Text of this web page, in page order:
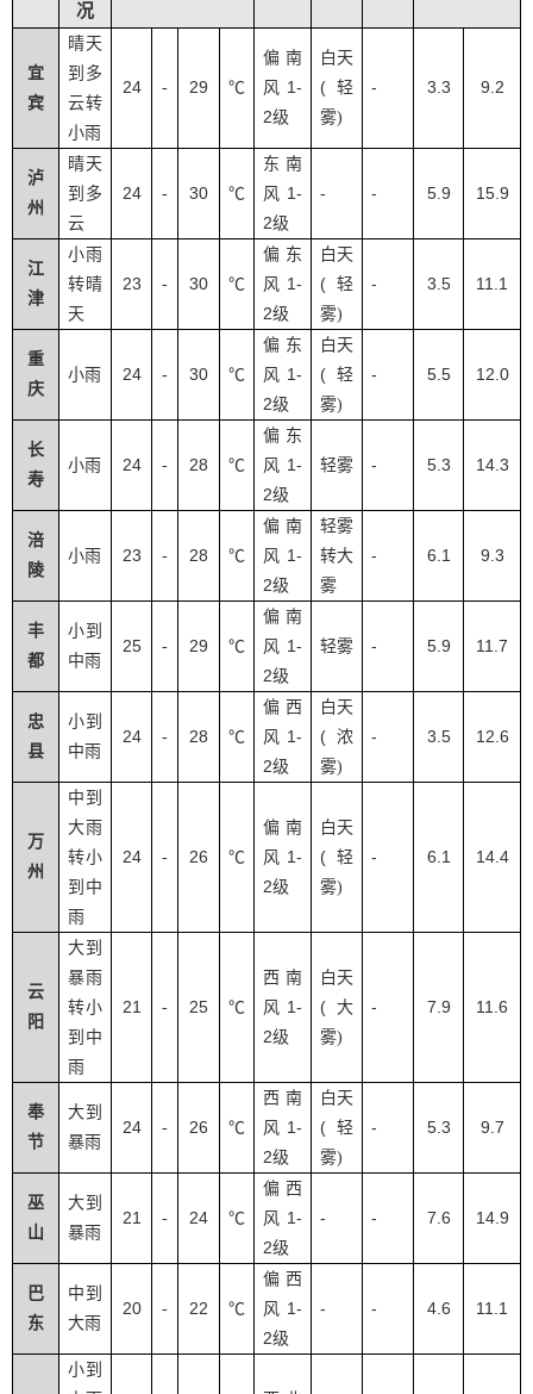
况
宜
宾
晴天
到多
云转
小雨
24 - 29 ℃
偏南
风 1-
2级
白天
( 轻
雾)
- 3.3 9.2
泸
州
晴天
到多
云
24 - 30 ℃
东南
风 1-
2级
- - 5.9 15.9
江
津
小雨
转晴
天
23 - 30 ℃
偏东
风 1-
2级
白天
( 轻
雾)
- 3.5 11.1
重
庆
小雨 24 - 30 ℃
偏东
风 1-
2级
白天
( 轻
雾)
- 5.5 12.0
长
寿
小雨 24 - 28 ℃
偏东
风 1-
2级
轻雾 - 5.3 14.3
涪
陵
小雨 23 - 28 ℃
偏南
风 1-
2级
轻雾
转大
雾
- 6.1 9.3
丰
都
小到
中雨
25 - 29 ℃
偏南
风 1-
2级
轻雾 - 5.9 11.7
忠
县
小到
中雨
24 - 28 ℃
偏西
风 1-
2级
白天
( 浓
雾)
- 3.5 12.6
万
州
中到
大雨
转小
到中
雨
24 - 26 ℃
偏南
风 1-
2级
白天
( 轻
雾)
- 6.1 14.4
云
阳
大到
暴雨
转小
到中
雨
21 - 25 ℃
西南
风 1-
2级
白天
( 大
雾)
- 7.9 11.6
奉
节
大到
暴雨
24 - 26 ℃
西南
风 1-
2级
白天
( 轻
雾)
- 5.3 9.7
巫
山
大到
暴雨
21 - 24 ℃
偏西
风 1-
2级
- - 7.6 14.9
巴
东
中到
大雨
20 - 22 ℃
偏西
风 1-
2级
- - 4.6 11.1
小到